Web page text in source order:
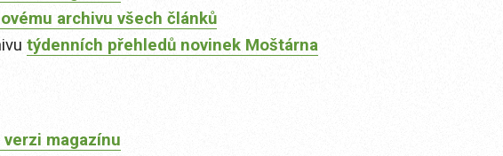
archivu všech článků
týdenních přehledů novinek Moštárna
verzi magazínu